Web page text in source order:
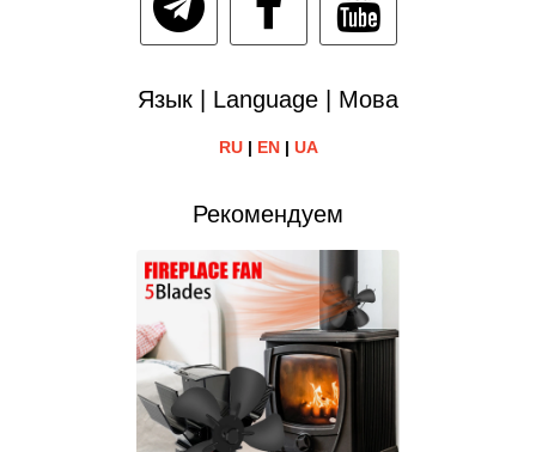
Язык | Language | Мова
RU| EN| UA
Рекомендуем